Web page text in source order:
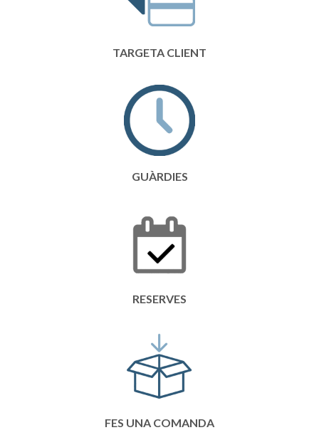
TARGETA CLIENT
GUÀRDIES
RESERVES
FES UNA COMANDA